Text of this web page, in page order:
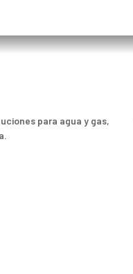
para agua y gas,